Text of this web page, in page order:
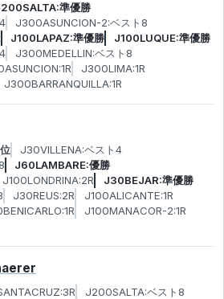
準優勝
J300ASUNCION-2:ベスト8
J100LAPAZ:準優勝
J100LUQUE:準優勝
J300MEDELLIN:ベスト8
J300LIMA:1R
J300BARRANQUILLA:1R
J30VILLENA:ベスト4
J60LAMBARE:優勝
J100LONDRINA:2R
J30BEJAR:準優勝
J30REUS:2R
J100ALICANTE:1R
J100MANACOR-2:1R
J200SALTA:ベスト8